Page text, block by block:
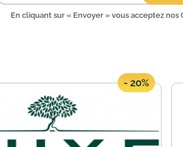
En cliquant sur « Envoyer » vous acceptez nos
- 20%